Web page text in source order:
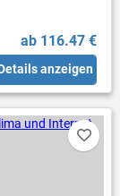
ab 116.47 €
anzeigen